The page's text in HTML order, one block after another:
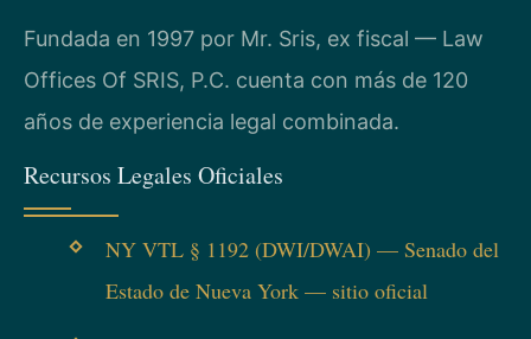
Fundada en 1997 por Mr. Sris, ex fiscal — Law
Offices Of SRIS, P.C. cuenta con más de 120
años de experiencia legal combinada.
Recursos Legales Oficiales
NY VTL § 1192 (DWI/DWAI) — Senado del
Estado de Nueva York — sitio oficial